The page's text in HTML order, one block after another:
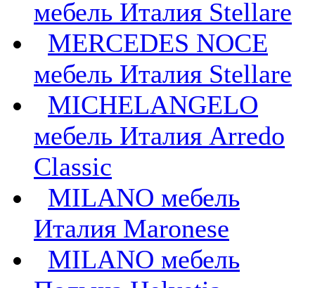
мебель Италия Stellare
MERCEDES NOCE
мебель Италия Stellare
MICHELANGELO
мебель Италия Arredo
Classic
MILANO мебель
Италия Maronese
MILANO мебель